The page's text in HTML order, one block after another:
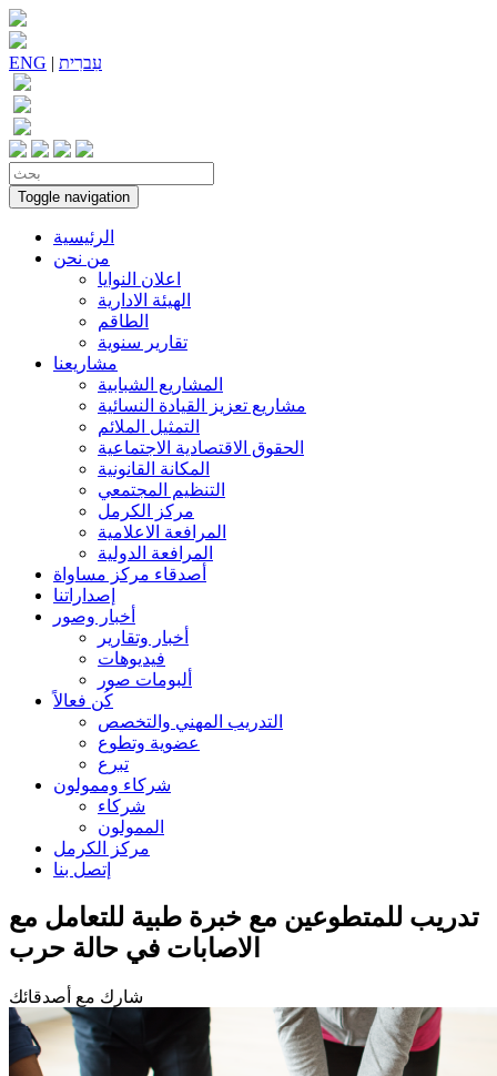
ENG | עִברִית
Toggle navigation
الرئيسية
من نحن
اعلان النوايا
الهيئة الادارية
الطاقم
تقارير سنوية
مشاريعنا
المشاريع الشبابية
مشاريع تعزيز القيادة النسائية
التمثيل الملائم
الحقوق الاقتصادية الاجتماعية
المكانة القانونية
التنظيم المجتمعي
مركز الكرمل
المرافعة الاعلامية
المرافعة الدولية
أصدقاء مركز مساواة
إصداراتنا
أخبار وصور
أخبار وتقارير
فيديوهات
ألبومات صور
كُن فعالاً
التدريب المهني والتخصص
عضوية وتطوع
تبرع
شركاء وممولون
شركاء
الممولون
مركز الكرمل
إتصل بنا
تدريب للمتطوعين مع خبرة طبية للتعامل مع
الاصابات في حالة حرب
شارك مع أصدقائك